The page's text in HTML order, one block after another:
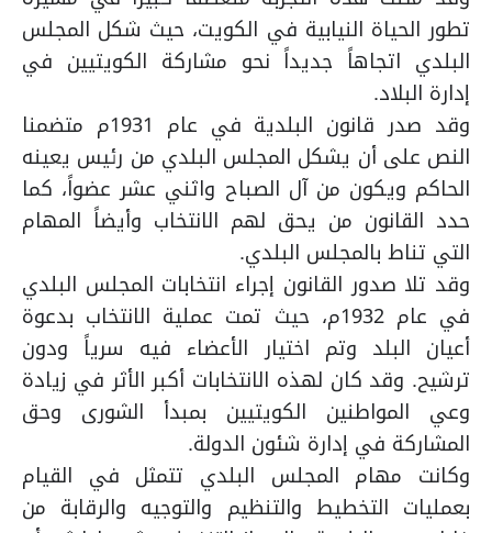
تطور الحياة النيابية في الكويت، حيث شكل المجلس
البلدي اتجاهاً جديداً نحو مشاركة الكويتيين في
إدارة البلاد.
وقد صدر قانون البلدية في عام 1931م متضمنا
النص على أن يشكل المجلس البلدي من رئيس يعينه
الحاكم ويكون من آل الصباح واثني عشر عضواً، كما
حدد القانون من يحق لهم الانتخاب وأيضاً المهام
التي تناط بالمجلس البلدي.
وقد تلا صدور القانون إجراء انتخابات المجلس البلدي
في عام 1932م، حيث تمت عملية الانتخاب بدعوة
أعيان البلد وتم اختيار الأعضاء فيه سرياً ودون
ترشيح. وقد كان لهذه الانتخابات أكبر الأثر في زيادة
وعي المواطنين الكويتيين بمبدأ الشورى وحق
المشاركة في إدارة شئون الدولة.
وكانت مهام المجلس البلدي تتمثل في القيام
بعمليات التخطيط والتنظيم والتوجيه والرقابة من